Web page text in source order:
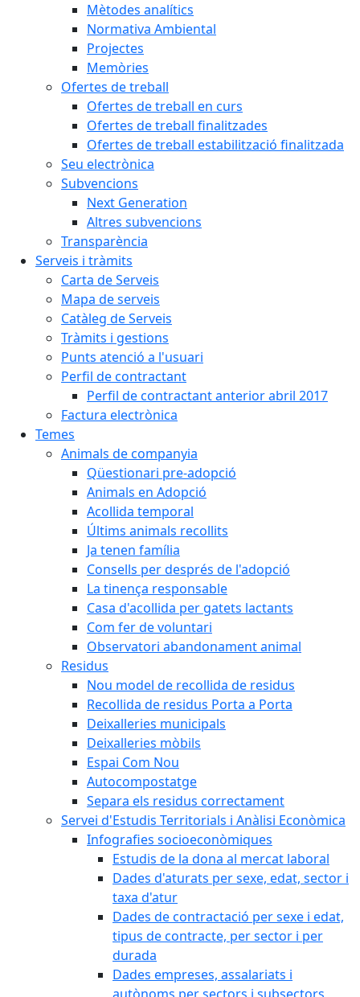
Mètodes analítics
Normativa Ambiental
Projectes
Memòries
Ofertes de treball
Ofertes de treball en curs
Ofertes de treball finalitzades
Ofertes de treball estabilització finalitzada
Seu electrònica
Subvencions
Next Generation
Altres subvencions
Transparència
Serveis i tràmits
Carta de Serveis
Mapa de serveis
Catàleg de Serveis
Tràmits i gestions
Punts atenció a l'usuari
Perfil de contractant
Perfil de contractant anterior abril 2017
Factura electrònica
Temes
Animals de companyia
Qüestionari pre-adopció
Animals en Adopció
Acollida temporal
Últims animals recollits
Ja tenen família
Consells per després de l'adopció
La tinença responsable
Casa d'acollida per gatets lactants
Com fer de voluntari
Observatori abandonament animal
Residus
Nou model de recollida de residus
Recollida de residus Porta a Porta
Deixalleries municipals
Deixalleries mòbils
Espai Com Nou
Autocompostatge
Separa els residus correctament
Servei d'Estudis Territorials i Anàlisi Econòmica
Infografies socioeconòmiques
Estudis de la dona al mercat laboral
Dades d'aturats per sexe, edat, sector i
taxa d'atur
Dades de contractació per sexe i edat,
tipus de contracte, per sector i per
durada
Dades empreses, assalariats i